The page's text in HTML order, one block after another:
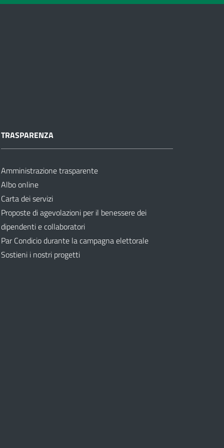
TRASPARENZA
Amministrazione trasparente
Albo online
Carta dei servizi
Proposte di agevolazioni per il benessere dei
dipendenti e collaboratori
Par Condicio durante la campagna elettorale
Sostieni i nostri progetti